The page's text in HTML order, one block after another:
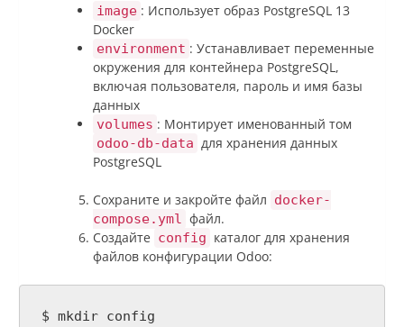
image : Использует образ PostgreSQL 13
Docker
environment : Устанавливает переменные
окружения для контейнера PostgreSQL,
включая пользователя, пароль и имя базы
данных
volumes : Монтирует именованный том
odoo-db-data для хранения данных
PostgreSQL
Сохраните и закройте файл docker-
compose.yml файл.
Создайте config каталог для хранения
файлов конфигурации Odoo:
$ mkdir config